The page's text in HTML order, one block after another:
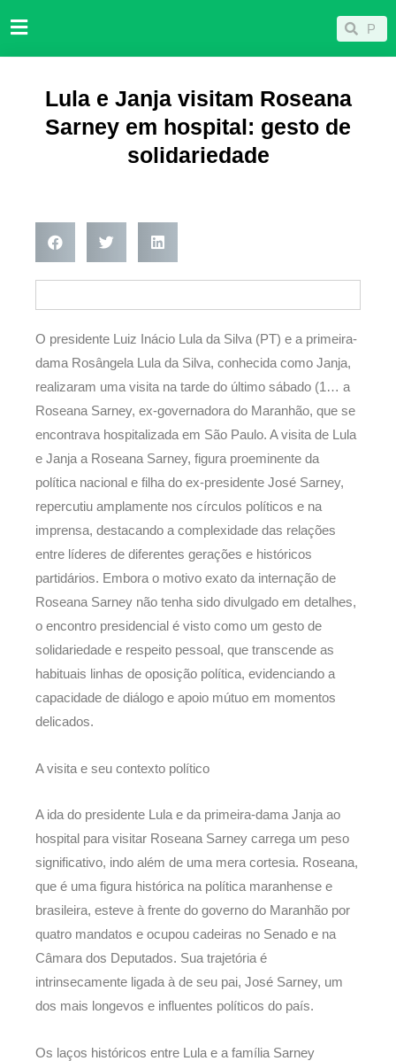
para
Pesquisar
Lula e Janja visitam Roseana
Sarney em hospital: gesto de
solidariedade
O presidente Luiz Inácio Lula da Silva (PT) e a primeira-
dama Rosângela Lula da Silva, conhecida como Janja,
realizaram uma visita na tarde do último sábado (1… a
Roseana Sarney, ex-governadora do Maranhão, que se
encontrava hospitalizada em São Paulo. A visita de Lula
e Janja a Roseana Sarney, figura proeminente da
política nacional e filha do ex-presidente José Sarney,
repercutiu amplamente nos círculos políticos e na
imprensa, destacando a complexidade das relações
entre líderes de diferentes gerações e históricos
partidários. Embora o motivo exato da internação de
Roseana Sarney não tenha sido divulgado em detalhes,
o encontro presidencial é visto como um gesto de
solidariedade e respeito pessoal, que transcende as
habituais linhas de oposição política, evidenciando a
capacidade de diálogo e apoio mútuo em momentos
delicados.
A visita e seu contexto político
A ida do presidente Lula e da primeira-dama Janja ao
hospital para visitar Roseana Sarney carrega um peso
significativo, indo além de uma mera cortesia. Roseana,
que é uma figura histórica na política maranhense e
brasileira, esteve à frente do governo do Maranhão por
quatro mandatos e ocupou cadeiras no Senado e na
Câmara dos Deputados. Sua trajetória é
intrinsecamente ligada à de seu pai, José Sarney, um
dos mais longevos e influentes políticos do país.
Os laços históricos entre Lula e a família Sarney